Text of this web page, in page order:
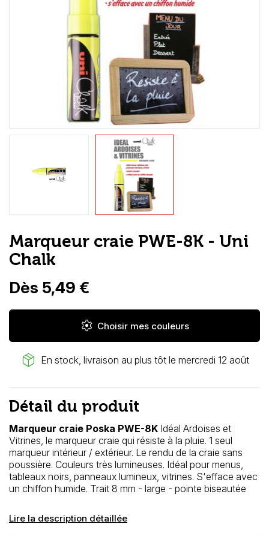
Coffrets & cadeaux
Contact / Aide
Marqueur craie PWE-8K - Uni
Chalk
Dès 5,49 €
settings Choisir mes couleurs
package_2 En stock, livraison au plus tôt le mercredi 12 août
Détail du produit
Marqueur craie Poska PWE-8K Idéal Ardoises et
Vitrines, le marqueur craie qui résiste à la pluie. 1 seul
marqueur intérieur / extérieur. Le rendu de la craie sans
poussière. Couleurs très lumineuses. Idéal pour menus,
tableaux noirs, panneaux lumineux, vitrines. S'efface avec
un chiffon humide. Trait 8 mm - large - pointe biseautée
Lire la description détaillée